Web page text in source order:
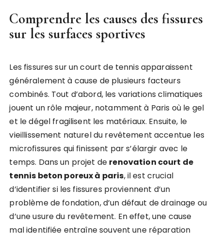
Comprendre les causes des fissures
sur les surfaces sportives
Les fissures sur un court de tennis apparaissent
généralement à cause de plusieurs facteurs
combinés. Tout d’abord, les variations climatiques
jouent un rôle majeur, notamment à Paris où le gel
et le dégel fragilisent les matériaux. Ensuite, le
vieillissement naturel du revêtement accentue les
microfissures qui finissent par s’élargir avec le
temps. Dans un projet de renovation court de
tennis beton poreux à paris, il est crucial
d’identifier si les fissures proviennent d’un
problème de fondation, d’un défaut de drainage ou
d’une usure du revêtement. En effet, une cause
mal identifiée entraîne souvent une réparation